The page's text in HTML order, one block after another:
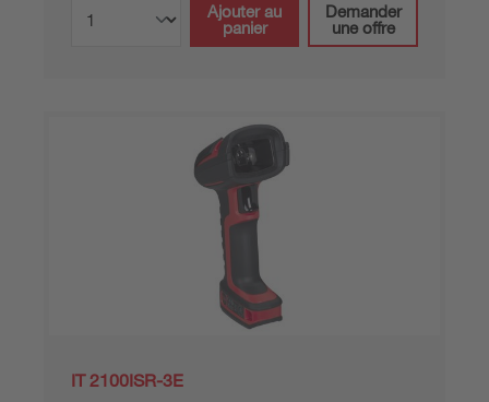
Ajouter au
panier
Demander
une offre
IT 2100ISR-3E